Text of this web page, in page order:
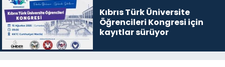
Kıbrıs Türk Üniversite
Öğrencileri Kongresi için
kayıtlar sürüyor